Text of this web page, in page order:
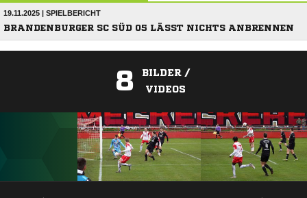
19.11.2025 | SPIELBERICHT
BRANDENBURGER SC SÜD 05 LÄSST NICHTS ANBRENNEN
8
BILDER /
VIDEOS